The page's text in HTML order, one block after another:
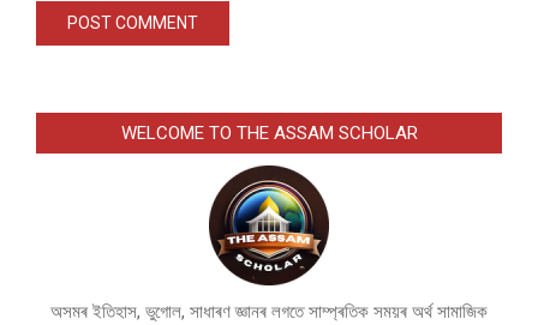
WELCOME TO THE ASSAM SCHOLAR
অসমৰ ইতিহাস, ভুগোল, সাধাৰণ জ্ঞানৰ লগতে সাম্প্ৰতিক সময়ৰ অৰ্থ সামাজিক